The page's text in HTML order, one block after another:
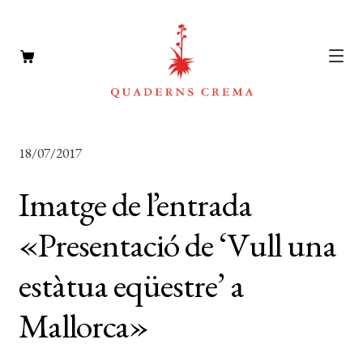
NOTÍCIES
L’EDITORIAL
FOREIGN RIGHTS
DISTRIBUCIÓ
18/07/2017
Imatge de l’entrada
«Presentació de ‘Vull una
estàtua eqüestre’ a
Mallorca»